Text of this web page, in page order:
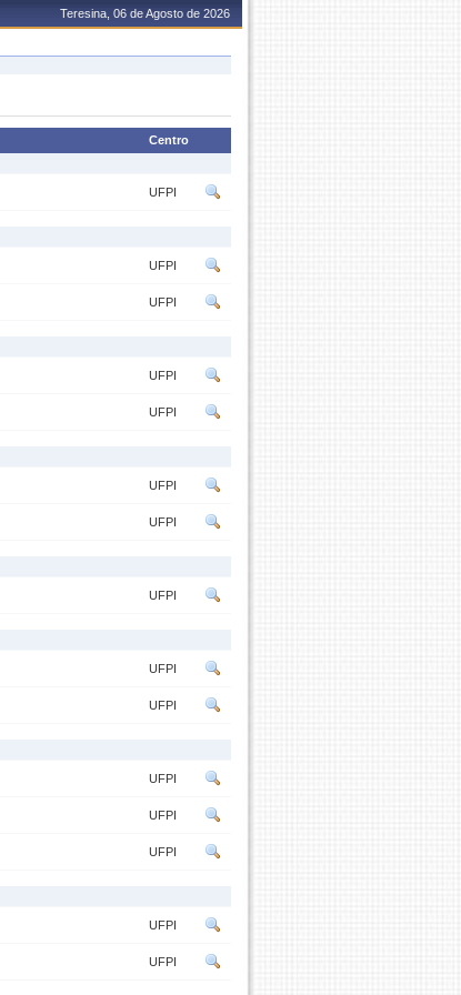
Teresina, 06 de Agosto de 2026
Centro
UFPI
UFPI
UFPI
UFPI
UFPI
UFPI
UFPI
UFPI
UFPI
UFPI
UFPI
UFPI
UFPI
UFPI
UFPI